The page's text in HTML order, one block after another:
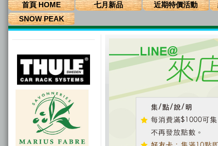
首頁 HOME 七月新品 近期特價活動
SNOW PEAK